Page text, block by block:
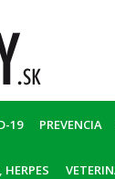
19 PREVENCIA